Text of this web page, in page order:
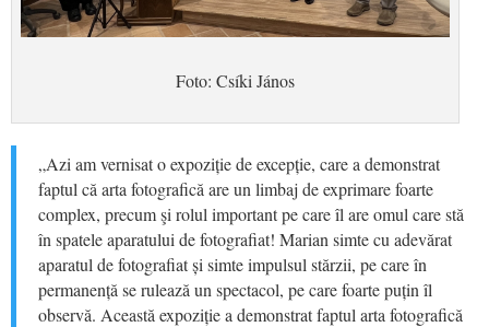
Foto: Csíki János
„Azi am vernisat o expoziție de excepție, care a demonstrat
faptul că arta fotografică are un limbaj de exprimare foarte
complex, precumşi rolul important pe careîl are omul care stă
în spatele aparatului de fotografiat! Marian simte cu adevărat
aparatul de fotografiat și simte impulsul stărzii, pe care în
permanență se rulează un spectacol, pe care foarte puțin îl
observă. Această expoziție a demonstratfaptul arta fotografică